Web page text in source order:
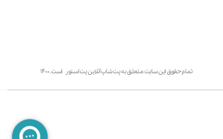
تمام حقوق این سایت متعلق به پت شاپ آنلاین پت استور است. ۱۴۰۰